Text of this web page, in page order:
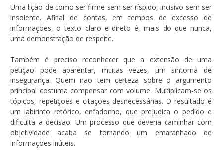
Uma lição de como ser firme sem ser ríspido, incisivo sem ser
insolente. Afinal de contas, em tempos de excesso de
informações, o texto claro e direto é, mais do que nunca,
uma demonstração de respeito.
Também é preciso reconhecer que a extensão de uma
petição pode aparentar, muitas vezes, um sintoma de
insegurança. Quem não tem certeza sobre o argumento
principal costuma compensar com volume. Multiplicam-se os
tópicos, repetições e citações desnecessárias. O resultado é
um labirinto retórico, enfadonho, que prejudica o pedido e
dificulta a decisão. Um processo que deveria caminhar com
objetividade acaba se tornando um emaranhado de
informações inúteis.